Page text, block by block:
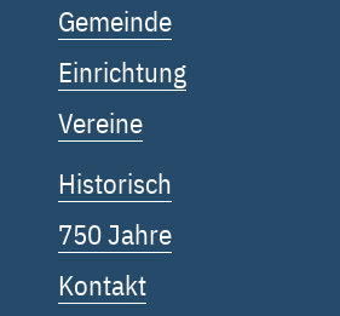
Gemeinde
Einrichtung
Vereine
Historisch
750 Jahre
Kontakt